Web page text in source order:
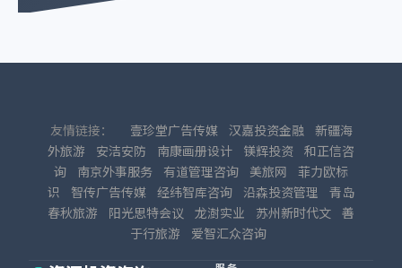
友情链接： 壹珍堂广告传媒 汉嘉投资金融
新疆海
外旅游
安洁安防 南康画册设计 镁辉投资 和正信咨
询
南京外事服务 有道管理咨询 美旅网
菲力欧标
识
智传广告传媒 经纬智库咨询 沿森投资管理
青岛
春秋旅游
阳光思特会议 龙澍实业 苏州新时代文 善
于行旅游
爱智汇众咨询